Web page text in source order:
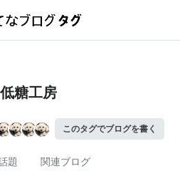
低糖工房
このタグでブログを書く
題 関連ブログ